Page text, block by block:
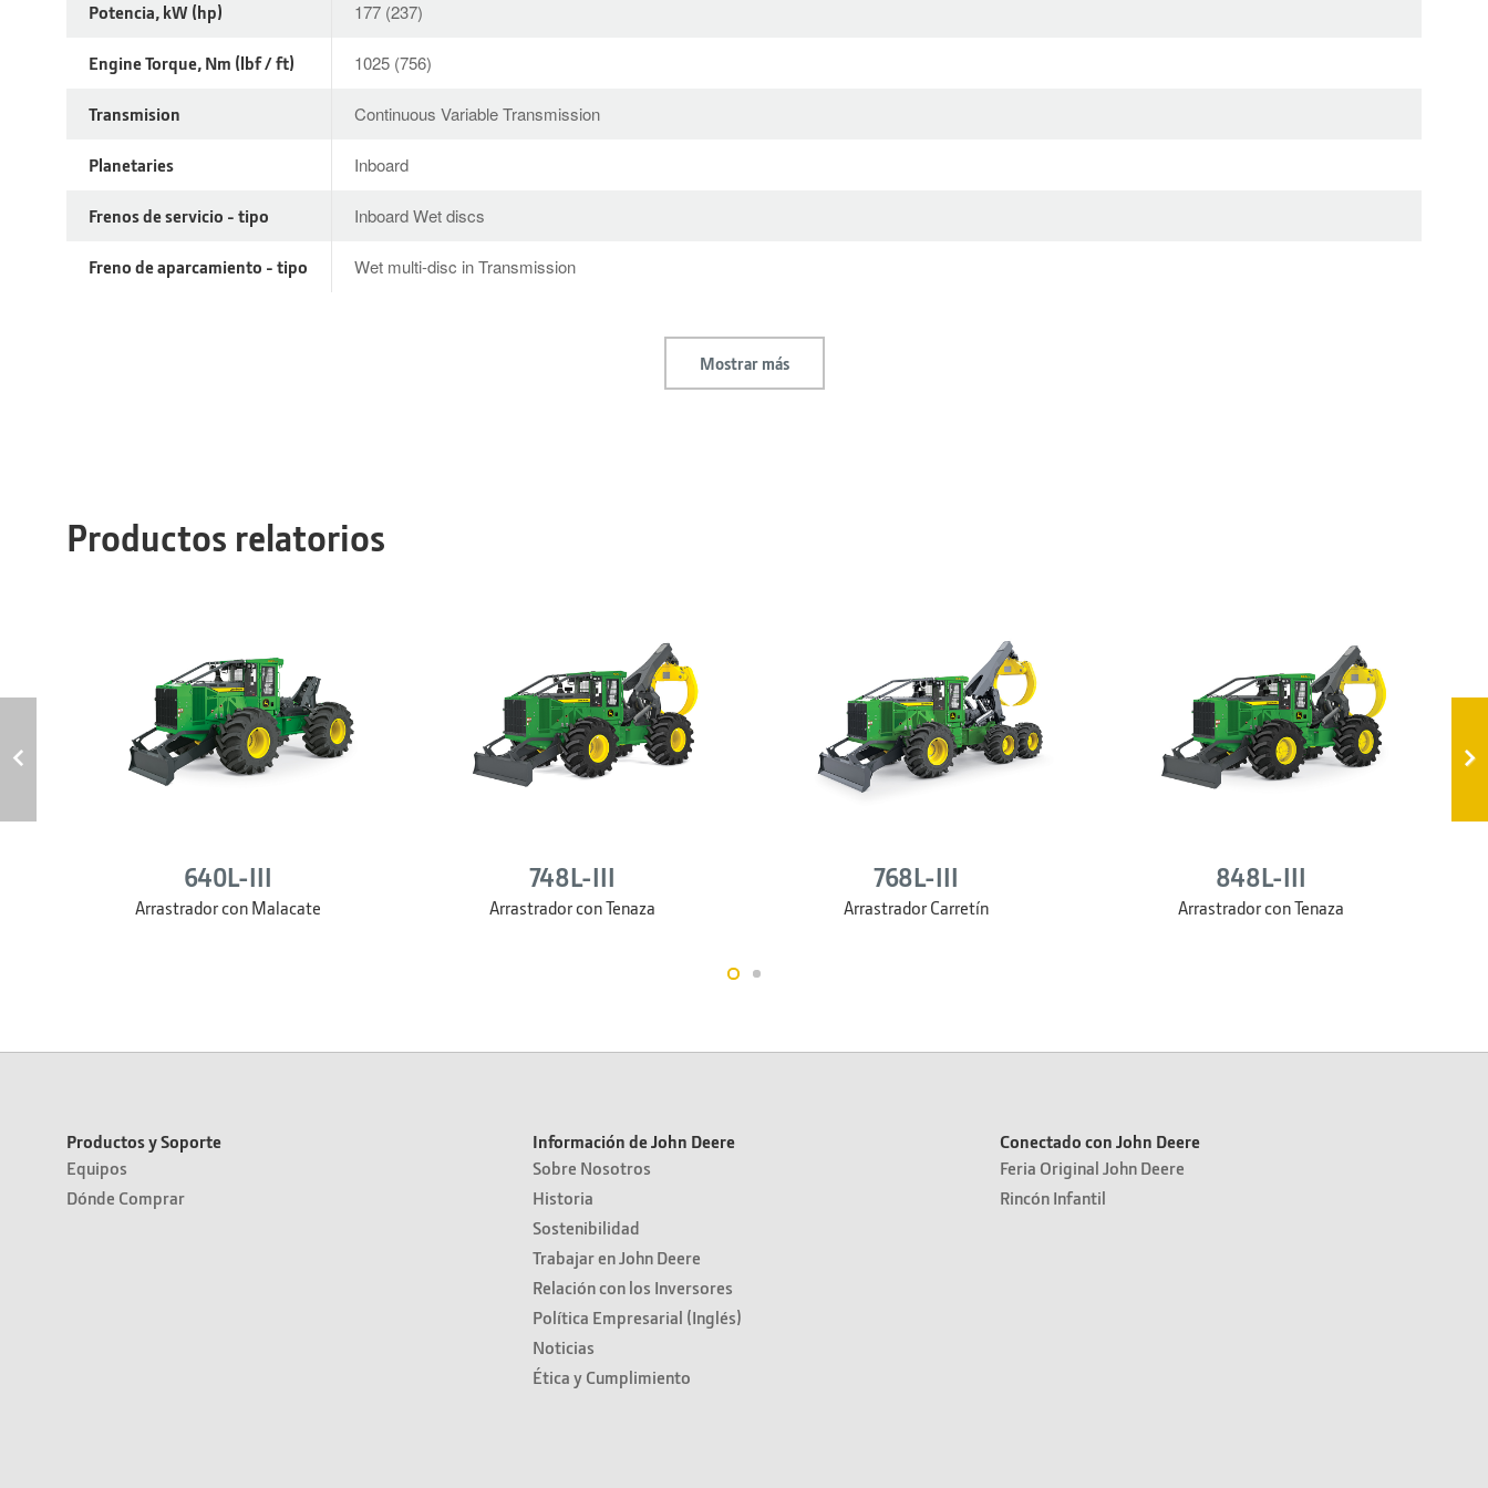
Potencia, kW (hp) 177 (237)
Engine Torque, Nm (lbf / ft) 1025 (756)
Transmision Continuous Variable Transmission
Planetaries Inboard
Frenos de servicio - tipo Inboard Wet discs
Freno de aparcamiento - tipo Wet multi-disc in Transmission
Mostrar más
Productos relatorios
640L-III
Arrastrador con Malacate
748L-III
Arrastrador con Tenaza
768L-III
Arrastrador Carretín
848L-III
Arrastrador con Tenaza
Productos y Soporte
Equipos
Dónde Comprar
Información de John Deere
Sobre Nosotros
Historia
Sostenibilidad
Trabajar en John Deere
Relación con los Inversores
Política Empresarial (Inglés)
Noticias
Ética y Cumplimiento
Conectado con John Deere
Feria Original John Deere
Rincón Infantil